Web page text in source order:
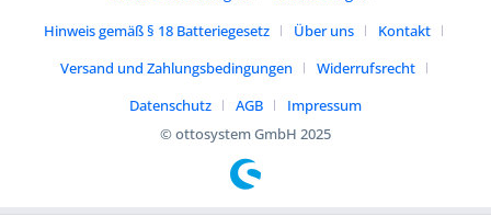
Hinweis gemäß § 18 Batteriegesetz
Über uns
Kontakt
Versand und Zahlungsbedingungen
Widerrufsrecht
Datenschutz
AGB
Impressum
© ottosystem GmbH 2025